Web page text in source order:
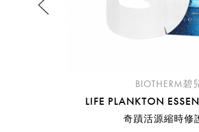
BIOTHERM碧
LIFE PLANKTON
奇蹟活源縮時修